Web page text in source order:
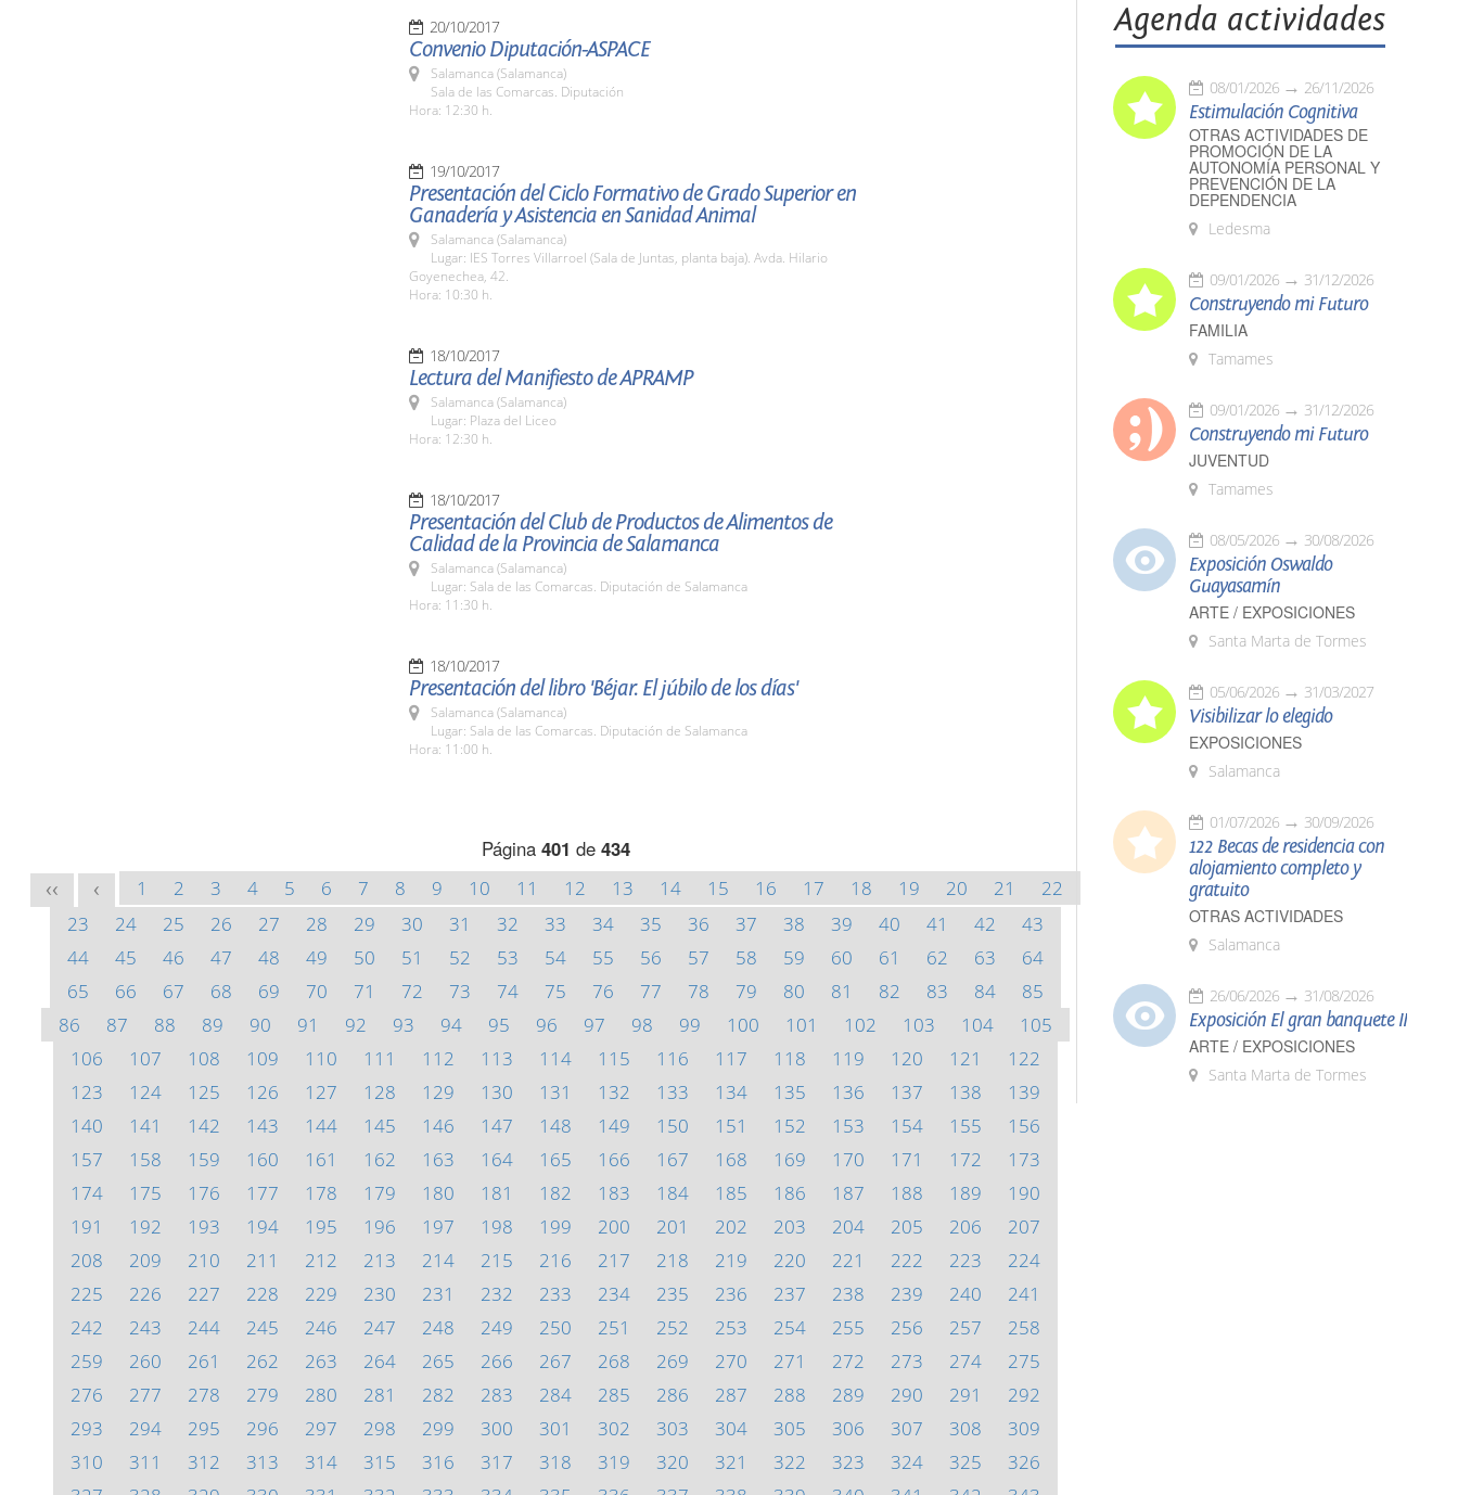
20/10/2017
Convenio Diputación-ASPACE
Salamanca (Salamanca)
Sala de las Comarcas. Diputación
Hora: 12:30 h.
19/10/2017
Presentación del Ciclo Formativo de Grado Superior en
Ganadería y Asistencia en Sanidad Animal
Salamanca (Salamanca)
Lugar: IES Torres Villarroel (Sala de Juntas, planta baja). Avda. Hilario
Goyenechea, 42.
Hora: 10:30 h.
18/10/2017
Lectura del Manifiesto de APRAMP
Salamanca (Salamanca)
Lugar: Plaza del Liceo
Hora: 12:30 h.
18/10/2017
Presentación del Club de Productos de Alimentos de
Calidad de la Provincia de Salamanca
Salamanca (Salamanca)
Lugar: Sala de las Comarcas. Diputación de Salamanca
Hora: 11:30 h.
18/10/2017
Presentación del libro 'Béjar. El júbilo de los días'
Salamanca (Salamanca)
Lugar: Sala de las Comarcas. Diputación de Salamanca
Hora: 11:00 h.
Página 401 de 434
<< < 1 2 3 4 5 6 7 8 9 10 11 12 13 14 15 16 17 18 19 20 21
22
23
24 25 26 27 28 29 30 31 32 33 34 35 36 37 38 39 40 41 42
43
44
45 46 47 48 49 50 51 52 53 54 55 56 57 58 59 60 61 62 63
64
65
66 67 68 69 70 71 72 73 74 75 76 77 78 79 80 81 82 83 84
85
86
87 88 89 90 91 92 93 94 95 96 97 98 99 100 101 102 103 104
105
106
107 108 109 110 111 112 113 114 115 116 117 118 119 120 121
122
123
124 125 126 127 128 129 130 131 132 133 134 135 136 137 138
139
140
141 142 143 144 145 146 147 148 149 150 151 152 153 154 155
156
157
158 159 160 161 162 163 164 165 166 167 168 169 170 171 172
173
174
175 176 177 178 179 180 181 182 183 184 185 186 187 188 189
190
191
192 193 194 195 196 197 198 199 200 201 202 203 204 205 206
207
208
209 210 211 212 213 214 215 216 217 218 219 220 221 222 223
224
225
226 227 228 229 230 231 232 233 234 235 236 237 238 239 240
241
242
243 244 245 246 247 248 249 250 251 252 253 254 255 256 257
258
259
260 261 262 263 264 265 266 267 268 269 270 271 272 273 274
275
276
277 278 279 280 281 282 283 284 285 286 287 288 289 290 291
292
293
294 295 296 297 298 299 300 301 302 303 304 305 306 307 308
309
310
311 312 313 314 315 316 317 318 319 320 321 322 323 324 325
326
Agenda actividades
08/01/2026 26/11/2026
Estimulación Cognitiva
OTRAS ACTIVIDADES DE
PROMOCIÓN DE LA
AUTONOMÍA PERSONAL Y
PREVENCIÓN DE LA
DEPENDENCIA
Ledesma
09/01/2026 31/12/2026
Construyendo mi Futuro
FAMILIA
Tamames
09/01/2026 31/12/2026
Construyendo mi Futuro
JUVENTUD
Tamames
08/05/2026 30/08/2026
Exposición Oswaldo
Guayasamín
ARTE / EXPOSICIONES
Santa Marta de Tormes
05/06/2026 31/03/2027
Visibilizar lo elegido
EXPOSICIONES
Salamanca
01/07/2026 30/09/2026
122 Becas de residencia con
alojamiento completo y
gratuito
OTRAS ACTIVIDADES
Salamanca
26/06/2026 31/08/2026
Exposición El gran banquete II
ARTE / EXPOSICIONES
Santa Marta de Tormes